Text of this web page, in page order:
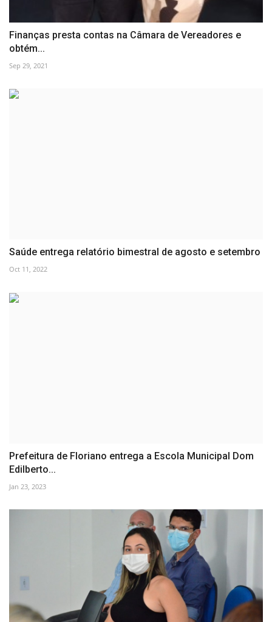
Finanças presta contas na Câmara de Vereadores e
obtém...
Sep 29, 2021
Saúde entrega relatório bimestral de agosto e setembro
Oct 11, 2022
Prefeitura de Floriano entrega a Escola Municipal Dom
Edilberto...
Jan 23, 2023